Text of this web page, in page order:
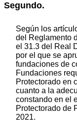
Segundo.
Según los
del Reglamento
el 31.3 del Real
por el que se
fundaciones de
Fundaciones
Protectorado en
cuanto a la
constando en el
Protectorado de
2021.